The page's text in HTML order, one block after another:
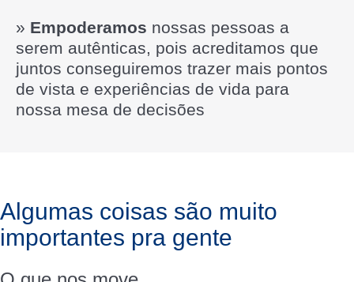
» Empoderamos nossas pessoas a
serem autênticas, pois acreditamos que
juntos conseguiremos trazer mais pontos
de vista e experiências de vida para
nossa mesa de decisões
Algumas coisas são muito
importantes pra gente